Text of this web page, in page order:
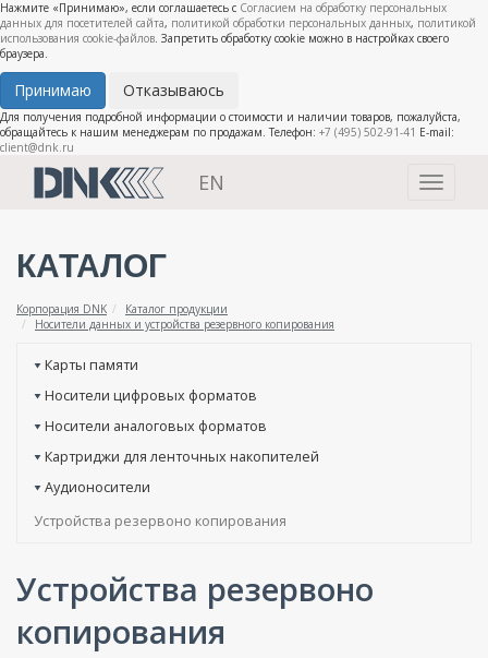
Нажмите «Принимаю», если соглашаетесь с Согласием на обработку персональных
данных для посетителей сайта, политикой обработки персональных данных, политикой
использования cookie-файлов. Запретить обработку cookie можно в настройках своего
браузера.
Принимаю Отказываюсь
Для получения подробной информации о стоимости и наличии товаров, пожалуйста,
обращайтесь к нашим менеджерам по продажам. Телефон: +7 (495) 502-91-41 E-mail:
client@dnk.ru
Toggle
EN
КАТАЛОГ
Корпорация DNK
Каталог продукции
Носители данных и устройства резервного копирования
Карты памяти
Носители цифровых форматов
Носители аналоговых форматов
Картриджи для ленточных накопителей
Аудионосители
Устройства резервоно копирования
Устройства резервоно
копирования